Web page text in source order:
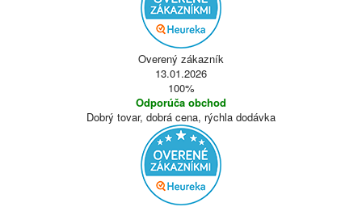
Overený zákazník
13.01.2026
100%
Odporúča obchod
Dobrý tovar, dobrá cena, rýchla dodávka